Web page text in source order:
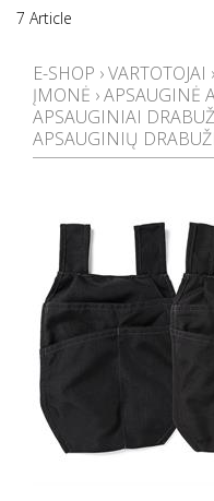
7 Article
E-SHOP ›VARTOTOJAI ›
ĮMONĖ ›APSAUGINĖ
APSAUGINIAI
APSAUGINIŲ